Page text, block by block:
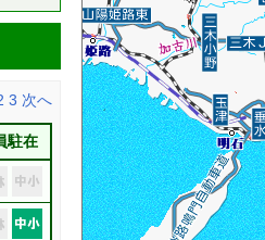
3 次へ
駐在